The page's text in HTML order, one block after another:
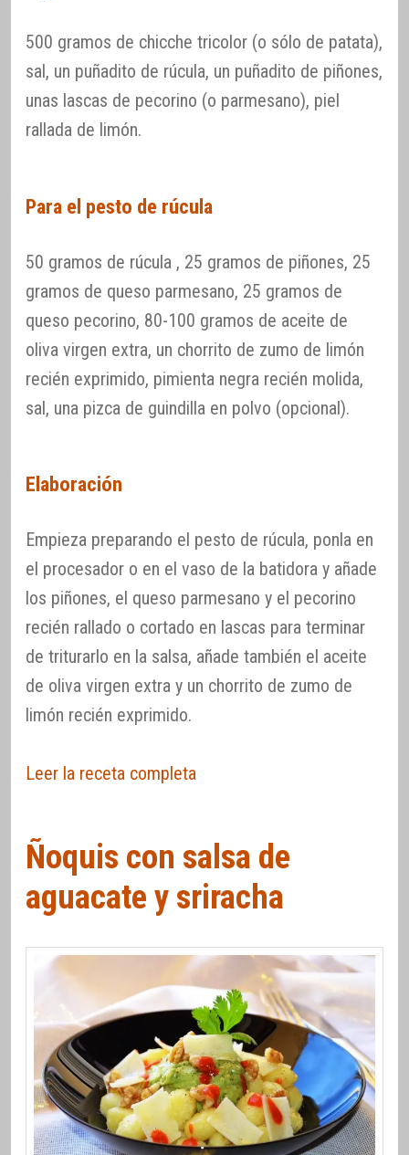
500 gramos de chicche tricolor (o sólo de patata),
sal, un puñadito de rúcula, un puñadito de piñones,
unas lascas de pecorino (o parmesano), piel
rallada de limón.
Para el pesto de rúcula
50 gramos de rúcula , 25 gramos de piñones, 25
gramos de queso parmesano, 25 gramos de
queso pecorino, 80-100 gramos de aceite de
oliva virgen extra, un chorrito de zumo de limón
recién exprimido, pimienta negra recién molida,
sal, una pizca de guindilla en polvo (opcional).
Elaboración
Empieza preparando el pesto de rúcula, ponla en
el procesador o en el vaso de la batidora y añade
los piñones, el queso parmesano y el pecorino
recién rallado o cortado en lascas para terminar
de triturarlo en la salsa, añade también el aceite
de oliva virgen extra y un chorrito de zumo de
limón recién exprimido.
Leer la receta completa
Ñoquis con salsa de
aguacate y sriracha